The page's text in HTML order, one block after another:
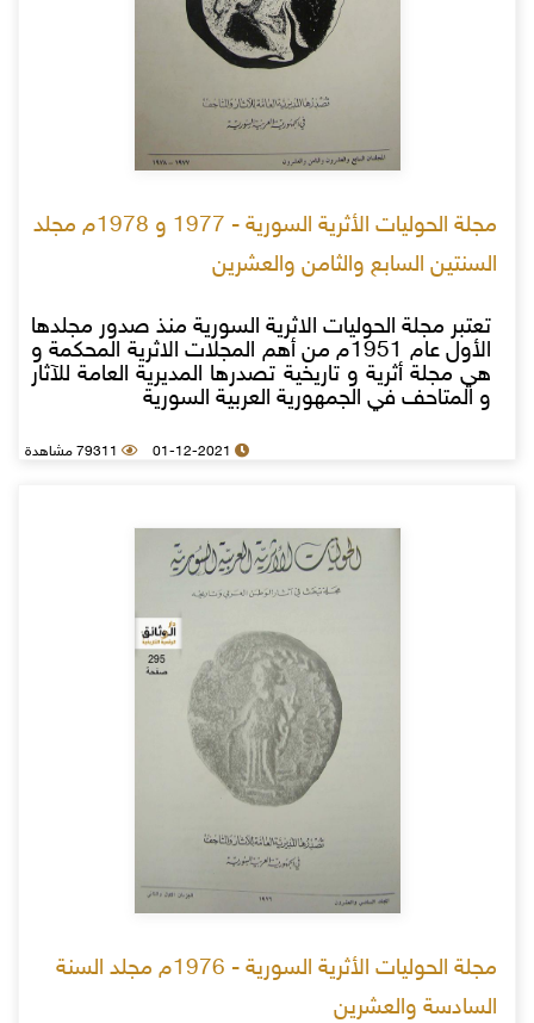
مجلة الحوليات الأثرية السورية - 1977 و 1978م مجلد
السنتين السابع والثامن والعشرين
تعتبر مجلة الحوليات الاثرية السورية منذ صدور مجلدها
الأول عام 1951م من أهم المجلات الاثرية المحكمة و
هي مجلة أثرية و تاريخية تصدرها المديرية العامة للآثار
و المتاحف في الجمهورية العربية السورية
01-12-2021 79311 مشاهدة
مجلة الحوليات الأثرية السورية - 1976م مجلد السنة
السادسة والعشرين